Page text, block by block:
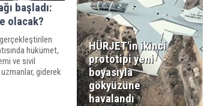
başladı:
olacak?
hükümet,
ve sivil
giderek
HÜRJET'in ikinci
prototipi yeni
boyasıyla
gökyüzüne
havalandı